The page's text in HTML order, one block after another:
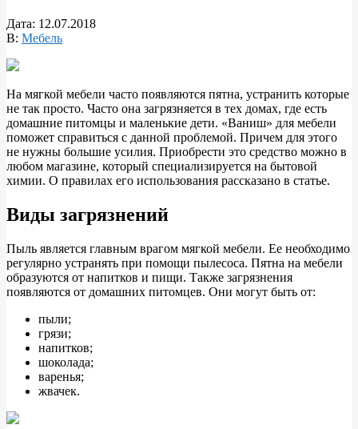
Дата: 12.07.2018
В: Мебель
На мягкой мебели часто появляются пятна, устранить которые
не так просто. Часто она загрязняется в тех домах, где есть
домашние питомцы и маленькие дети. «Ваниш» для мебели
поможет справиться с данной проблемой. Причем для этого
не нужны большие усилия. Приобрести это средство можно в
любом магазине, который специализируется на бытовой
химии. О правилах его использования рассказано в статье.
Виды загрязнений
Пыль является главным врагом мягкой мебели. Ее необходимо
регулярно устранять при помощи пылесоса. Пятна на мебели
образуются от напитков и пищи. Также загрязнения
появляются от домашних питомцев. Они могут быть от:
пыли;
грязи;
напитков;
шоколада;
варенья;
жвачек.